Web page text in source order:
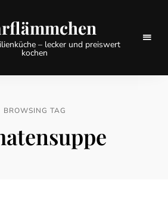
– lecker und preiswert
kochen
BROWSING TAG